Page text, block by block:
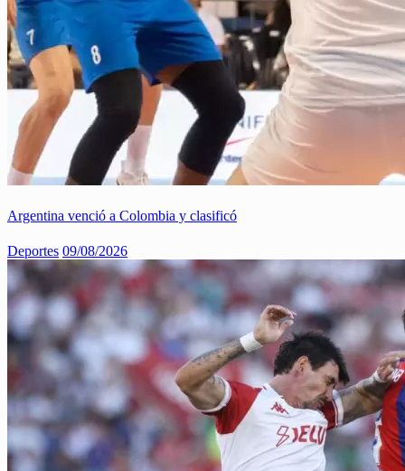
Argentina venció a Colombia y clasificó
Deportes 09/08/2026